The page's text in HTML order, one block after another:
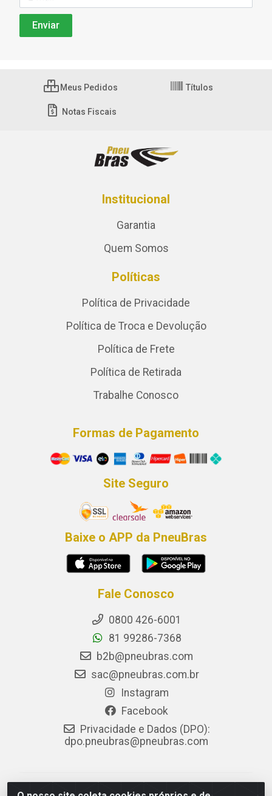
Meus Pedidos Títulos
Notas Fiscais
Institucional
Garantia
Quem Somos
Políticas
Política de Privacidade
Política de Troca e Devolução
Política de Frete
Política de Retirada
Trabalhe Conosco
Formas de Pagamento
Site Seguro
Baixe o APP da PneuBras
Fale Conosco
0800 426-6001
81 99286-7368
b2b@pneubras.com
sac@pneubras.com.br
Instagram
Facebook
Privacidade e Dados (DPO):
dpo.pneubras@pneubras.com
PneuBras - Rodovia BR-101, KM 82 - Prazeres,